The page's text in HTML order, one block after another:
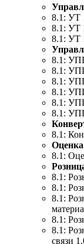
8.1: УТ
8.1: УТ
8.1: УТ
8.1:
8.1:
8.1:
8.1:
8.1:
8.1:
8.1:
Оценка
8.1:
8.1:
8.1:
8.1:
8.1:
8.1:
связи